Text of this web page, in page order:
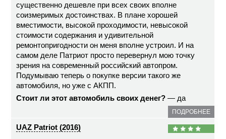
существенно дешевле при всех своих вполне
соизмеримых достоинствах. В плане хорошей
вместимости, высокой проходимости, невысокой
стоимости содержания и удивительной
ремонтопригодности он меня вполне устроил. И на
самом деле Патриот просто перевернул мою точку
зрения на современный российский автопром.
Подумываю теперь о покупке версии такого же
автомобиля, но уже с АКПП.
Стоит ли этот автомобиль своих денег? — да
ПОДРОБНЕЕ
UAZ Patriot (2016)